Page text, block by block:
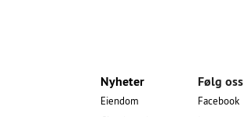
Nyheter
Eiendom
Følg oss
Facebook